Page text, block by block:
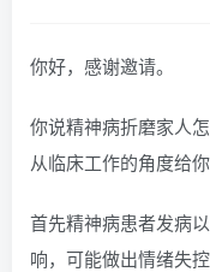
你好，感谢邀请。
你说精神病折磨家人
从临床工作的角度给你
首先精神病患者发病
响，可能做出情绪失